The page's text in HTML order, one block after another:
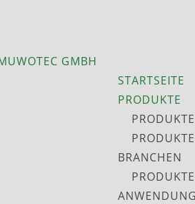
STARTSEITE
PRODUKTE
BRANCHEN